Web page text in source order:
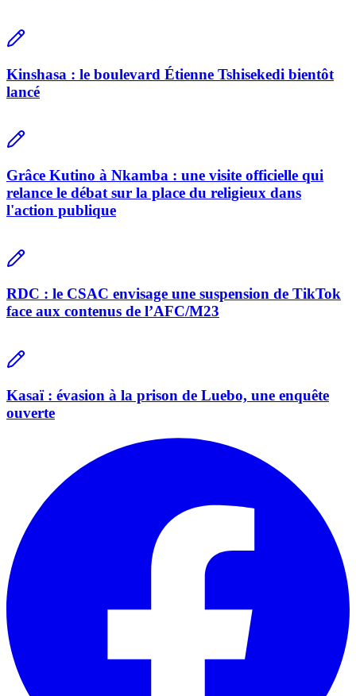
Kinshasa : le boulevard Étienne Tshisekedi bientôt
lancé
Grâce Kutino à Nkamba : une visite officielle qui
relance le débat sur la place du religieux dans
l'action publique
RDC : le CSAC envisage une suspension de TikTok
face aux contenus de l’AFC/M23
Kasaï : évasion à la prison de Luebo, une enquête
ouverte